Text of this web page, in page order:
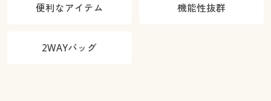
便利なアイテム 機能性抜群
2WAYバッグ